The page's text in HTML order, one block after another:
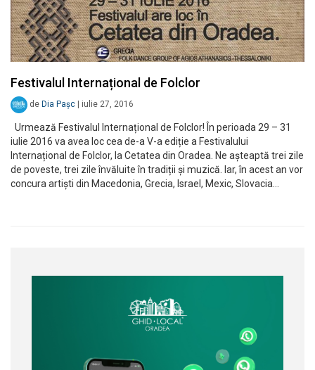
Festivalul Internațional de Folclor
de Dia Pașc iulie 27, 2016
Urmează Festivalul Internațional de Folclor! În perioada 29 – 31
iulie 2016 va avea loc cea de-a V-a ediție a Festivalului
Internațional de Folclor, la Cetatea din Oradea. Ne așteaptă trei zile
de poveste, trei zile învăluite în tradiții și muzică. Iar, în acest an vor
concura artiști din Macedonia, Grecia, Israel, Mexic, Slovacia…